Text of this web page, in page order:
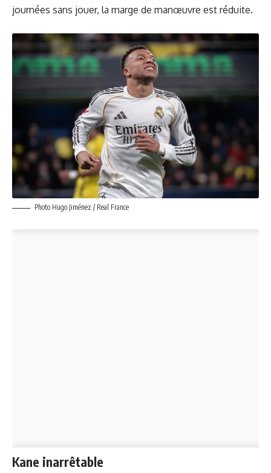
journées sans jouer, la marge de manœuvre est réduite.
Photo Hugo Jiménez / Real France
Kane inarrêtable